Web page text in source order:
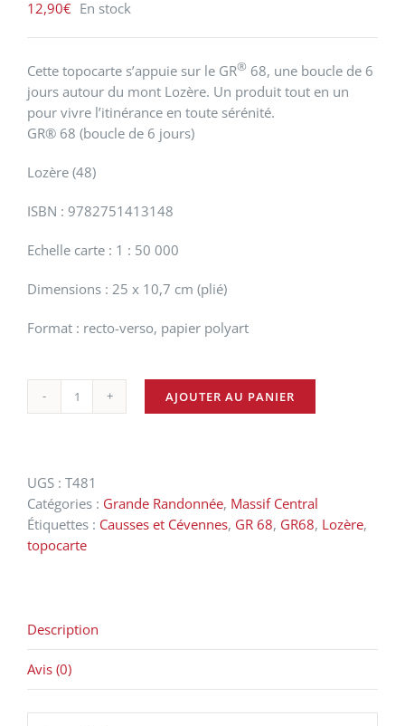
12,90€ En stock
Cette topocarte s’appuie sur le GR® 68, une boucle de 6
jours autour du mont Lozère. Un produit tout en un
pour vivre l’itinérance en toute sérénité.
GR® 68 (boucle de 6 jours)
Lozère (48)
ISBN : 9782751413148
Echelle carte : 1 : 50 000
Dimensions : 25 x 10,7 cm (plié)
Format : recto-verso, papier polyart
quantité
du
Mont-
Lozère
AJOUTER AU PANIER
UGS : T481
Catégories : Grande Randonnée, Massif Central
Étiquettes : Causses et Cévennes, GR 68, GR68, Lozère,
topocarte
Description
Avis (0)